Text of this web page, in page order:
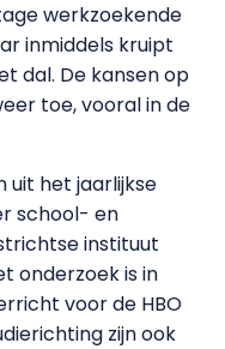
werkzoekende
inmiddels kruipt
dal. De kansen op
toe, vooral in de
uit het jaarlijkse
school- en
instituut
onderzoek is in
voor de HBO
zijn ook